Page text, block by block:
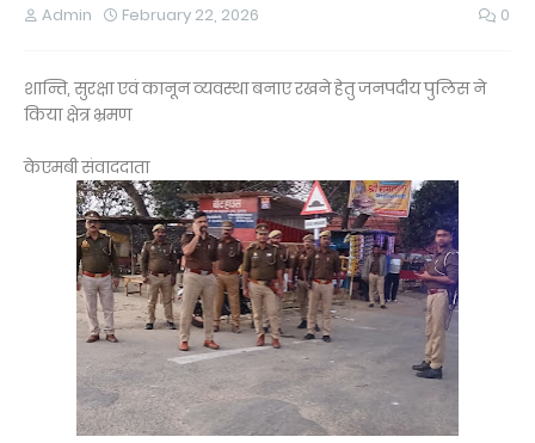
Admin February 22, 2026 0
शान्ति, सुरक्षा एवं कानून व्यवस्था बनाए रखने हेतु जनपदीय पुलिस ने
किया क्षेत्र भ्रमण
केएमबी संवाददाता